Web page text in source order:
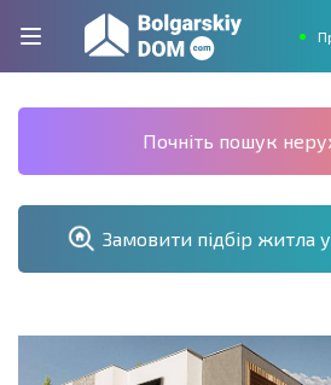
Почніть пошук
Замовити підбір житла